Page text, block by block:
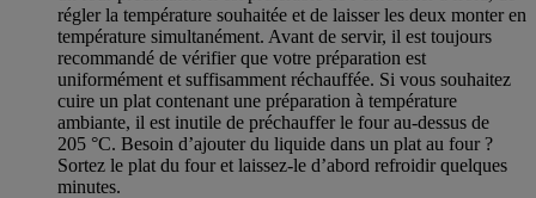
régler la température souhaitée et de laisser les deux monter en
température simultanément. Avant de servir, il est toujours
recommandé de vérifier que votre préparation est
uniformément et suffisamment réchauffée. Si vous souhaitez
cuire un plat contenant une préparation à température
ambiante, il est inutile de préchauffer le four au-dessus de
205 °C. Besoin d’ajouter du liquide dans un plat au four ?
Sortez le plat du four et laissez-le d’abord refroidir quelques
minutes.